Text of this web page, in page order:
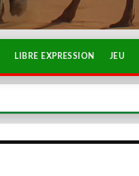
LIBRE EXPRESSION JEU